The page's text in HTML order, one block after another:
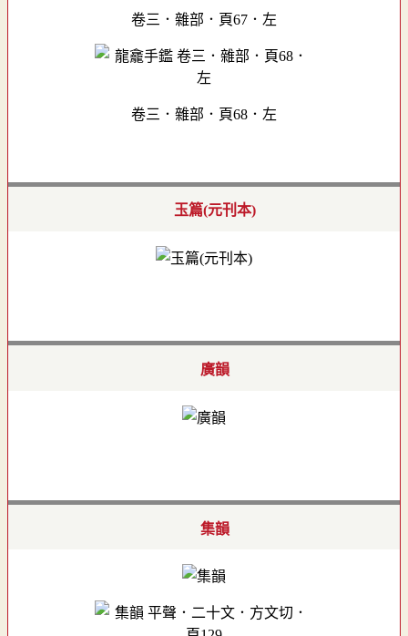
卷三．雜部．頁67．左
卷三．雜部．頁68．左
玉篇(元刊本)
廣韻
集韻